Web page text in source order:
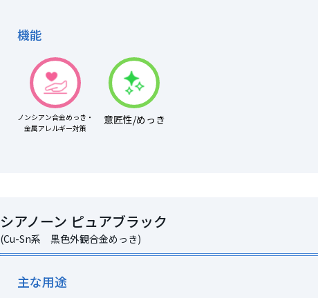
機能
ノンシアン合金めっき・
金属アレルギー対策
意匠性/めっき
シアノーン ピュアブラック
(Cu-Sn系 黒色外観合金めっき)
主な用途